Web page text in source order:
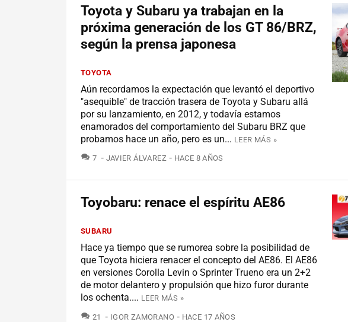
Toyota y Subaru ya trabajan en la
próxima generación de los GT 86/BRZ,
según la prensa japonesa
TOYOTA
Aún recordamos la expectación que levantó el deportivo
"asequible" de tracción trasera de Toyota y Subaru allá
por su lanzamiento, en 2012, y todavía estamos
enamorados del comportamiento del Subaru BRZ que
probamos hace un año, pero es un... LEER MÁS »
7 COMENTARIOS
JAVIER ÁLVAREZ HACE 8 AÑOS
Toyobaru: renace el espíritu AE86
SUBARU
Hace ya tiempo que se rumorea sobre la posibilidad de
que Toyota hiciera renacer el concepto del AE86. El AE86
en versiones Corolla Levin o Sprinter Trueno era un 2+2
de motor delantero y propulsión que hizo furor durante
los ochenta.... LEER MÁS »
21 COMENTARIOS
IGOR ZAMORANO HACE 17 AÑOS